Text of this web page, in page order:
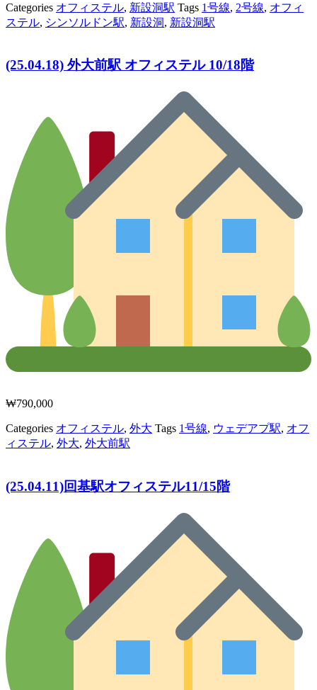
Categories オフィステル, 新設洞駅 Tags 1号線, 2号線, オフィ
ステル, シンソルドン駅, 新設洞, 新設洞駅
(25.04.18) 外大前駅 オフィステル 10/18階
₩790,000
Categories オフィステル, 外大 Tags 1号線, ウェデアプ駅, オフ
ィステル, 外大, 外大前駅
(25.04.11)回基駅オフィステル11/15階